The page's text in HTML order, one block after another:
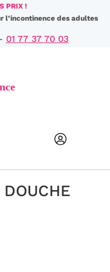
PRIX !
l’incontinence des adultes
01 77 37 70 03